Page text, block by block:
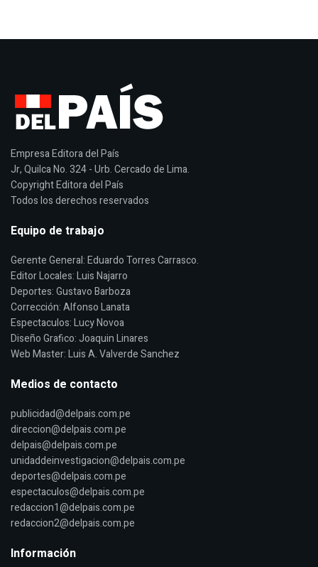
Empresa Editora del País
Jr, Quilca No. 324 - Urb. Cercado de Lima.
Copyright Editora del País
Todos los derechos reservados
Equipo de trabajo
Gerente General: Eduardo Torres Carrasco.
Editor Locales: Luis Najarro
Deportes: Gustavo Barboza
Corrección: Alfonso Lanata
Espectaculos: Lucy Novoa
Diseño Grafico: Joaquin Linares
Web Master: Luis A. Valverde Sanchez
Medios de contacto
publicidad@delpais.com.pe
direccion@delpais.com.pe
delpais@delpais.com.pe
unidaddeinvestigacion@delpais.com.pe
deportes@delpais.com.pe
espectaculos@delpais.com.pe
redaccion1@delpais.com.pe
redaccion2@delpais.com.pe
Información